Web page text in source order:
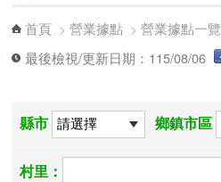
首頁 >營業據點 >營業據點一覽
最後檢視/更新日期：115/08/06
縣市 鄉鎮市區
村里：